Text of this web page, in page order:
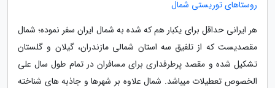
روستاهای توریستی شمال
هر ایرانی حداقل برای یکبار هم که شده به شمال ایران سفر نموده؛ شمال
مقصدیست که از تلفیق سه استان شمالی مازندران، گیلان و گلستان
تشکیل شده و مقصد پرطرفداری برای مسافران در تمام طول سال علی
الخصوص تعطیلات میباشد. شمال علاوه بر شهرها و جاذبه های شناخته